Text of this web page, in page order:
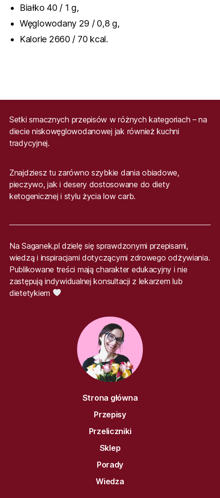
Białko 40 / 1 g,
Węglowodany 29 / 0,8 g,
Kalorie 2660 / 70 kcal.
Setki smacznych przepisów w różnych kategoriach – na
diecie niskowęglowodanowej jak również kuchni
tradycyjnej.
Znajdziesz tu zarówno szybkie dania obiadowe,
pieczywo, jak i desery dostosowane do diety
ketogenicznej i stylu życia low carb.
Na Saganek.pl dzielę się sprawdzonymi przepisami,
wiedzą i inspiracjami dotyczącymi zdrowego odżywiania.
Publikowane treści mają charakter edukacyjny i nie
zastępują indywidualnej konsultacji z lekarzem lub
dietetykiem
Strona główna
Przepisy
Przeliczniki
Sklep
Porady
Wiedza